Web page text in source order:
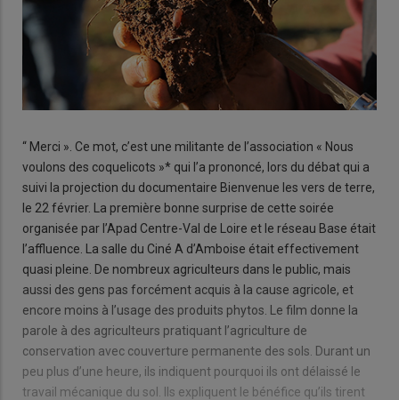
“ Merci ». Ce mot, c’est une militante de l’association « Nous
voulons des coquelicots »* qui l’a prononcé, lors du débat qui a
suivi la projection du documentaire Bienvenue les vers de terre,
le 22 février. La première bonne surprise de cette soirée
organisée par l’Apad Centre-Val de Loire et le réseau Base était
l’affluence. La salle du Ciné A d’Amboise était effectivement
quasi pleine. De nombreux agriculteurs dans le public, mais
aussi des gens pas forcément acquis à la cause agricole, et
encore moins à l’usage des produits phytos. Le film donne la
parole à des agriculteurs pratiquant l’agriculture de
conservation avec couverture permanente des sols. Durant un
peu plus d’une heure, ils indiquent pourquoi ils ont délaissé le
travail mécanique du sol. Ils expliquent le bénéfice qu’ils tirent